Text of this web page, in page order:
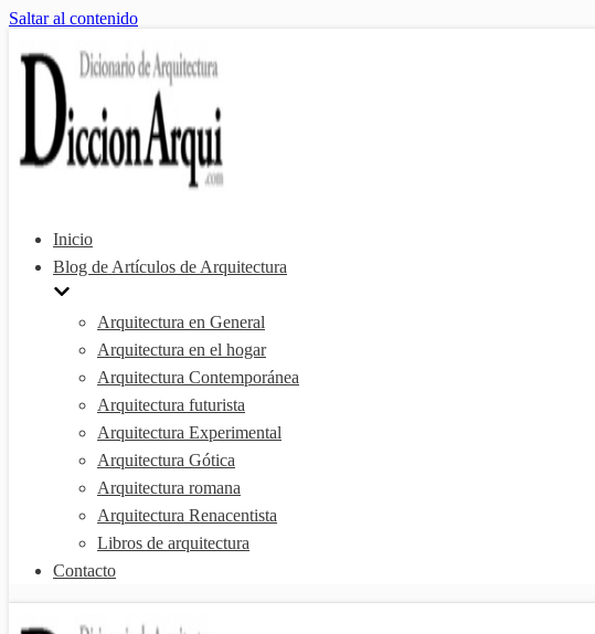
Saltar al contenido
Inicio
Blog de Artículos de Arquitectura
Arquitectura en General
Arquitectura en el hogar
Arquitectura Contemporánea
Arquitectura futurista
Arquitectura Experimental
Arquitectura Gótica
Arquitectura romana
Arquitectura Renacentista
Libros de arquitectura
Contacto